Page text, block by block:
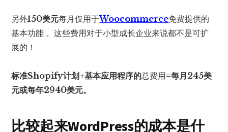
另外150美元每月仅用于Woocommerce免费提供的
基本功能 。这些费用对于小型成长企业来说都不是可扩
展的！
标准Shopify计划+基本应用程序的总费用=每月245美
元或每年2940美元。
比较起来WordPress的成本是什